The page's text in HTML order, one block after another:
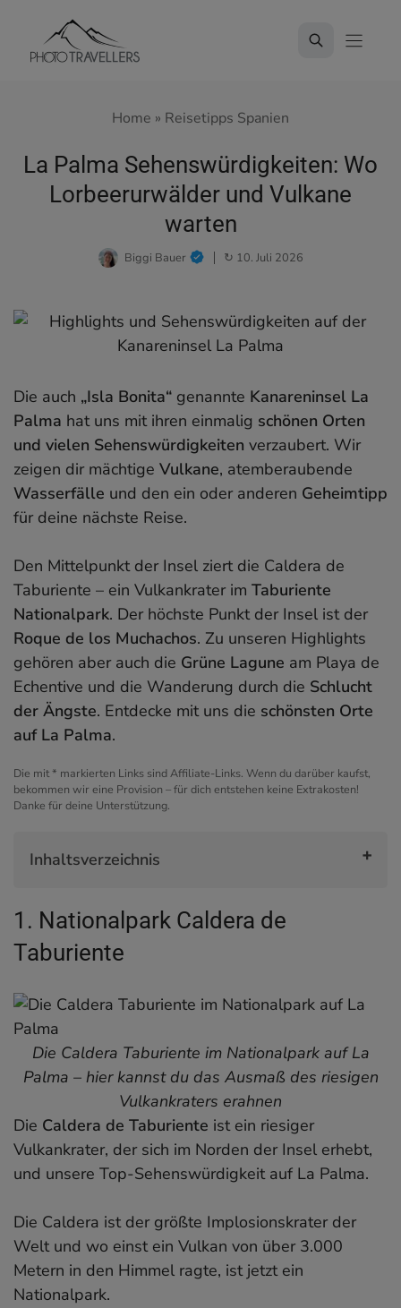
springen
Home » Reisetipps Spanien
La Palma Sehenswürdigkeiten: Wo
Lorbeerurwälder und Vulkane
warten
Biggi Bauer ↻ 10. Juli 2026
Die auch „Isla Bonita“ genannte Kanareninsel La
Palma hat uns mit ihren einmalig schönen Orten
und vielen Sehenswürdigkeiten verzaubert. Wir
zeigen dir mächtige Vulkane, atemberaubende
Wasserfälle und den ein oder anderen Geheimtipp
für deine nächste Reise.
Den Mittelpunkt der Insel ziert die Caldera de
Taburiente – ein Vulkankrater im Taburiente
Nationalpark. Der höchste Punkt der Insel ist der
Roque de los Muchachos. Zu unseren Highlights
gehören aber auch die Grüne Lagune am Playa de
Echentive und die Wanderung durch die Schlucht
der Ängste. Entdecke mit uns die schönsten Orte
auf La Palma.
Die mit * markierten Links sind Affiliate-Links. Wenn du darüber kaufst,
bekommen wir eine Provision – für dich entstehen keine Extrakosten!
Danke für deine Unterstützung.
Inhaltsverzeichnis
2. Roque de los Muchachos – höchster Punkt auf
La Palma
4. Tilos Wasserfall: Bosque de Los Tilos
5. Ruta de Los Vulcanes – Vulkanroute
6. Los Llanos
7. Playa de Tazacorte
8. Grüne Lagune am Playa de Echentive
9. Balcones de La Santa Cruz
10. Schmugglerhöhle Poris de Candelaria
11. Saline von Fuencaliente
12. Geheimtipp: Puntagorda
13. Charco Azul
14. Drachenbäume in Las Tricias
15. Schlucht der Ängste
Extra-Tipp: Hafen-Arcaden von Tazacorte
1. Nationalpark Caldera de
Taburiente
Die Caldera Taburiente im Nationalpark auf La
Palma – hier kannst du das Ausmaß des riesigen
Vulkankraters erahnen
Die Caldera de Taburiente ist ein riesiger
Vulkankrater, der sich im Norden der Insel erhebt,
und unsere Top-Sehenswürdigkeit auf La Palma.
Die Caldera ist der größte Implosionskrater der
Welt und wo einst ein Vulkan von über 3.000
Metern in den Himmel ragte, ist jetzt ein
Nationalpark.